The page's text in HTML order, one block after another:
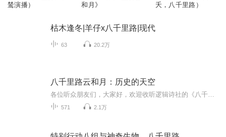
鸶演播）
和月》
夭，八千里路）
枯木逢冬|羊仔x八千里路|现代
63 20.2万
八千里路云和月：历史的天空
571 2.1万